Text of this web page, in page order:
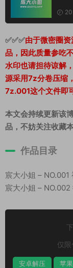
✅✅✅由于微密圈
品，因此质量参吃
水印也请担待谅解
源采用7z分卷压缩
7z.001这个文件即
本文会持续更新该
品，不妨关注收藏
作品目录
宸大小姐 –
宸大小姐 –
仅
安卓解压 苹